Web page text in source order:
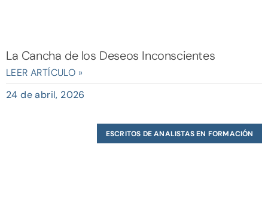
La Cancha de los Deseos Inconscientes
LEER ARTÍCULO »
24 de abril, 2026
ESCRITOS DE ANALISTAS EN FORMACIÓN